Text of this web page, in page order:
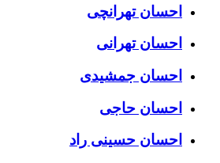
احسان تهرانچی
احسان تهرانی
احسان جمشیدی
احسان حاجی
احسان حسینی راد